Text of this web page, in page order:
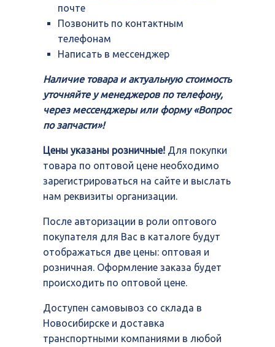
почте
Позвонить по контактным
телефонам
Написать в мессенджер
Наличие товара и актуальную стоимость
уточняйте у менеджеров по телефону,
через мессенджеры или форму «Вопрос
по запчасти»!
Цены указаны розничные! Для покупки
товара по оптовой цене необходимо
зарегистрироваться на сайте и выслать
нам реквизиты организации.
После авторизации в роли оптового
покупателя для Вас в каталоге будут
отображаться две цены: оптовая и
розничная. Оформление заказа будет
происходить по оптовой цене.
Доступен самовывоз со склада в
Новосибирске и доставка
транспортными компаниями в любой